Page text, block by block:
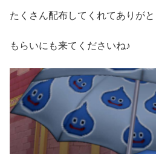
たくさん配布してくれてありがと
もらいにも来てくださいね♪